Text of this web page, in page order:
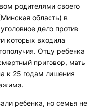
родителями своего
область) в
дело против
которых входила
Отцу ребенка
приговор, мать
к 25 годам лишения
ребенка, но семья не